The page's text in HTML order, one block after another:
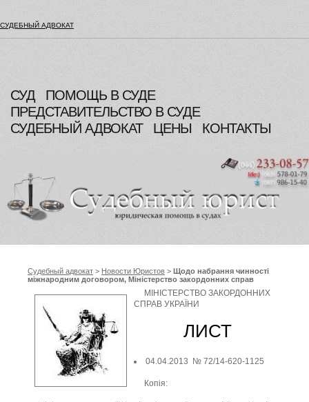
СУДЕБНЫЙ АДВОКАТ
СУД
ПОМОЩЬ В СУДЕ
ПРЕДСТАВИТЕЛЬСТВО В СУДЕ
СУДЕБНЫЙ АДВОКАТ
ЦЕНЫ КОНТАКТЫ
Судебный адвокат > Новости Юристов > Щодо набрання чинності
міжнародним договором, Міністерство закордонних справ
МІНІСТЕРСТВО ЗАКОРДОННИХ
СПРАВ УКРАЇНИ
ЛИСТ
04.04.2013 № 72/14-620-1125
Копія: